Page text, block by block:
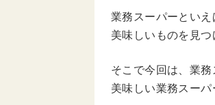
業務スーパーといえ
美味しいものを見
そこで今回は、業
美味しい業務スー